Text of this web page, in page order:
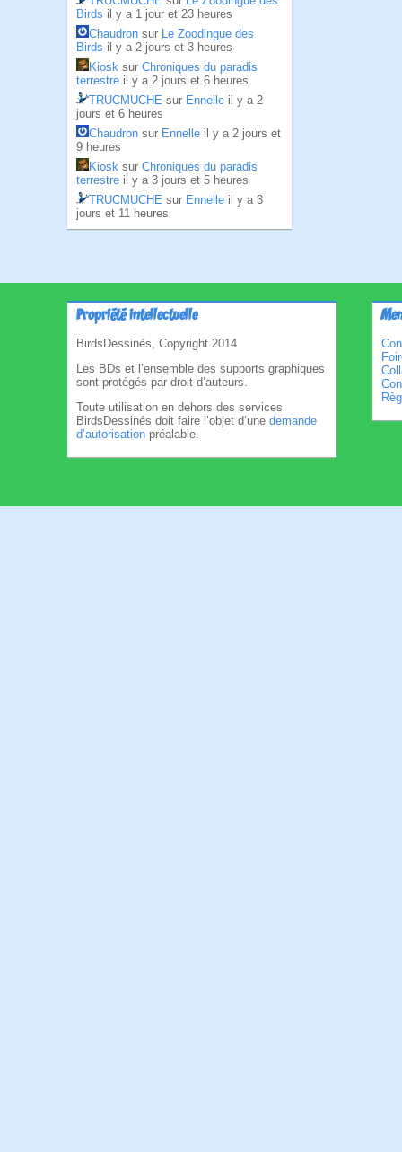
Birds il y a 1 jour et 23 heures
Chaudron sur Le Zoodingue des
Birds il y a 2 jours et 3 heures
Kiosk sur Chroniques du paradis
terrestre il y a 2 jours et 6 heures
TRUCMUCHE sur Ennelle il y a 2
jours et 6 heures
Chaudron sur Ennelle il y a 2 jours et
9 heures
Kiosk sur Chroniques du paradis
terrestre il y a 3 jours et 5 heures
TRUCMUCHE sur Ennelle il y a 3
jours et 11 heures
Propriété intellectuelle
BirdsDessinés, Copyright 2014
Les BDs et l’ensemble des supports graphiques
sont protégés par droit d’auteurs.
Toute utilisation en dehors des services
BirdsDessinés doit faire l’objet d’une demande
d’autorisation préalable.